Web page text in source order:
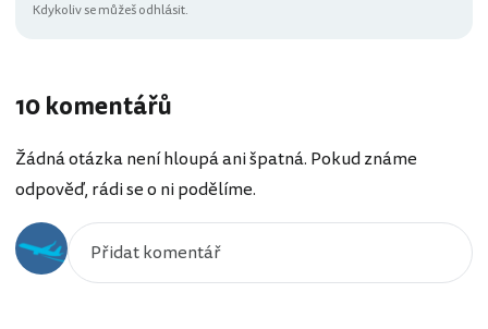
Kdykoliv se můžeš odhlásit.
10 komentářů
Žádná otázka není hloupá ani špatná. Pokud známe
odpověď, rádi se o ni podělíme.